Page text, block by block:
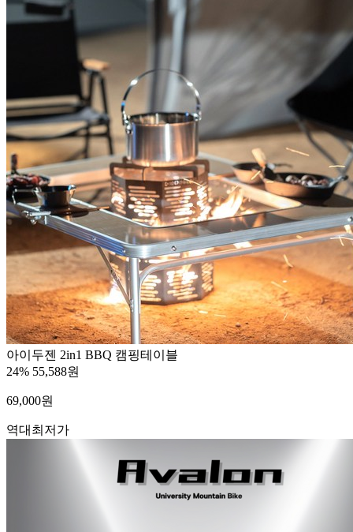
아이두젠 2in1 BBQ 캠핑테이블
24% 55,588원
69,000원
역대최저가